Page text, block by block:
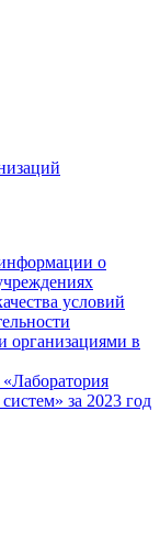
о
условий
организациями в
за 2023 год